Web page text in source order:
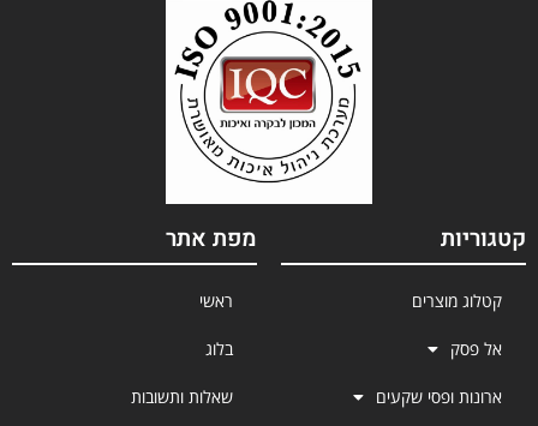
קטגוריות
קטלוג מוצרים
אל פסק
ארונות ופסי שקעים
מפת אתר
ראשי
בלוג
שאלות ותשובות